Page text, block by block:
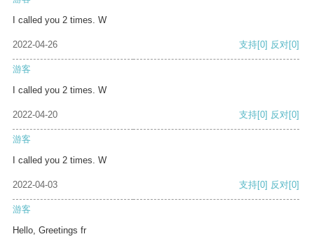
I called you 2 times. W
2022-04-26 支持[0] 反对[0]
游客
I called you 2 times. W
2022-04-20 支持[0] 反对[0]
游客
I called you 2 times. W
2022-04-03 支持[0] 反对[0]
游客
Hello, Greetings fr